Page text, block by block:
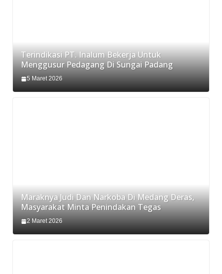
Terindikasi PT. Inalum Bekerja Untuk
Menggusur Pedagang Di Sungai Padang
5 Maret 2026
Maraknya Judi Dan Narkoba Di Medang Deras,
Masyarakat Minta Penindakan Tegas
2 Maret 2026